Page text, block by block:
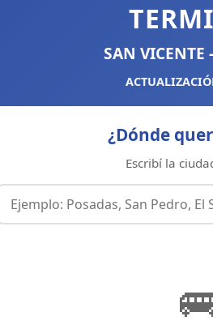
SAN VICENTE
¿Dónde
Escribí la